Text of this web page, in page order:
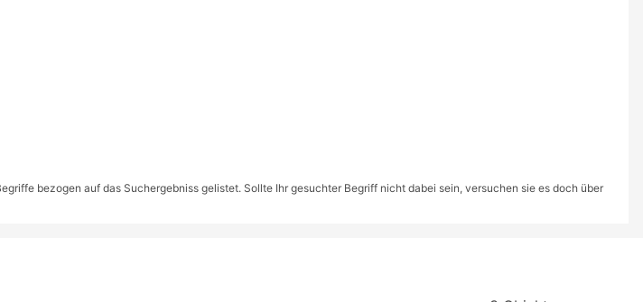
bezogen auf das Suchergebniss gelistet. Sollte Ihr gesuchter Begriff nicht dabei sein, versuchen sie es doch über